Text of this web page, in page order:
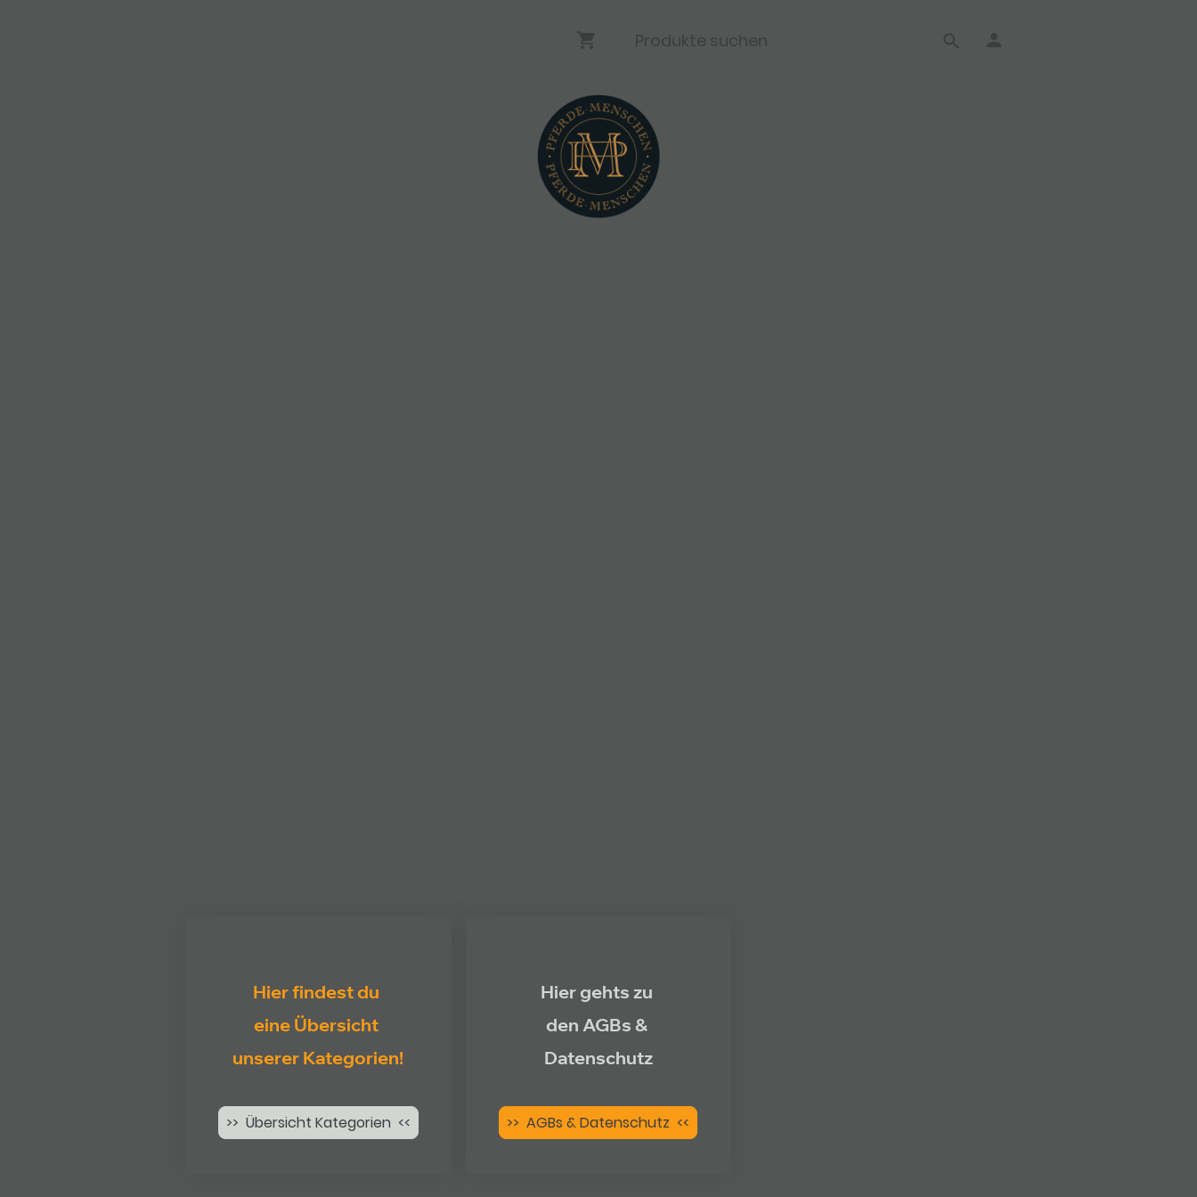
Hier findest du
eine Übersicht
unserer Kategorien!
>> Übersicht Kategorien <<
Hier gehts zu
den AGBs &
Datenschutz
>> AGBs & Datenschutz <<